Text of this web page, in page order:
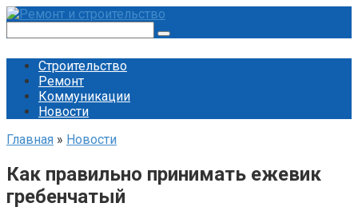
Перейти
контенту
Строительство
Ремонт
Коммуникации
Новости
Главная » Новости
Как правильно принимать ежевик
гребенчатый